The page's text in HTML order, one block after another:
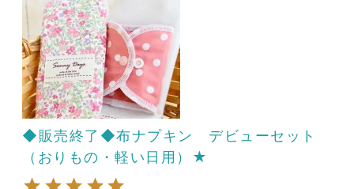
◆販売終了◆布ナプキン デビューセット
（おりもの・軽い日用）★